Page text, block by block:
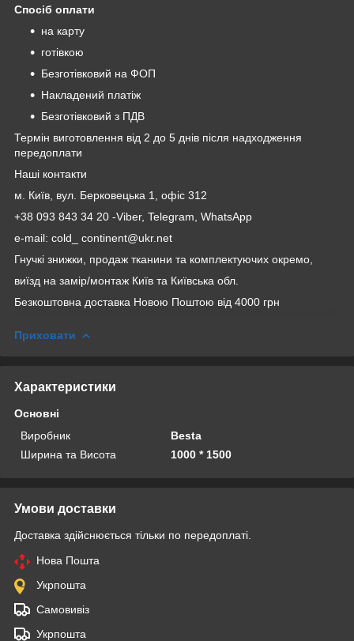
Спосіб оплати
на карту
готівкою
Безготівковий на ФОП
Накладений платіж
Безготівковий з ПДВ
Термін виготовлення від 2 до 5 днів після надходження
передоплати
Наші контакти
м. Київ, вул. Берковецька 1, офіс 312
+38 093 843 34 20 -Viber, Telegram, WhatsApp
e-mail: cold_ continent@ukr.net
Гнучкі знижки, продаж тканини та комплектуючих окремо,
виїзд на замір/монтаж Київ та Київська обл.
Безкоштовна доставка Новою Поштою від 4000 грн
Приховати
Характеристики
Основні
Виробник
Besta
Ширина та Висота
1000 * 1500
Умови доставки
Доставка здійснюється тільки по передоплаті.
Нова Пошта
Укрпошта
Самовивіз
Укрпошта